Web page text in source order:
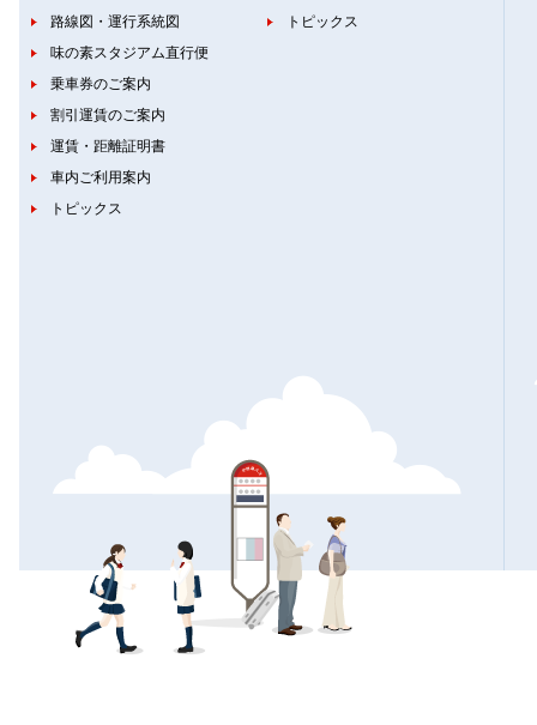
路線図・運行系統図
味の素スタジアム直行便
乗車券のご案内
割引運賃のご案内
運賃・距離証明書
車内ご利用案内
トピックス
トピックス